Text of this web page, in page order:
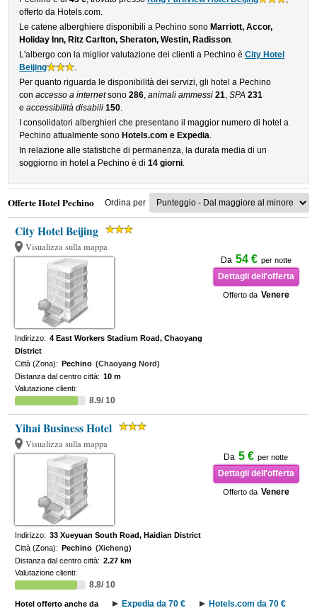
offerto da Hotels.com.
Le catene alberghiere disponibili a Pechino sono Marriott, Accor,
Holiday Inn, Ritz Carlton, Sheraton, Westin, Radisson.
L'albergo con la miglior valutazione dei clienti a Pechino èCity Hotel
Beijing
.
Per quanto riguarda le disponibilità dei servizi, gli hotel a Pechino
conaccesso a internetsono286,animali ammessi 21,SPA 231
eaccessibilità disabili 150.
I consolidatori alberghieri che presentano il maggior numero di hotel a
Pechino attualmente sono Hotels.com e Expedia.
In relazione alle statistiche di permanenza, la durata media di un
soggiorno in hotel a Pechino è di14 giorni.
Offerte Hotel Pechino Ordina per
City Hotel Beijing
Visualizza sulla mappa
Da 54 € per notte
Dettagli dell'offerta
Offerto da Venere
Indirizzo: 4 East Workers Stadium Road, Chaoyang
District
Città (Zona): Pechino (Chaoyang Nord)
Distanza dal centro città: 10 m
Valutazione clienti:
8.9/ 10
Yihai Business Hotel
Visualizza sulla mappa
Da 5 € per notte
Dettagli dell'offerta
Offerto da Venere
Indirizzo: 33 Xueyuan South Road, Haidian District
Città (Zona): Pechino (Xicheng)
Distanza dal centro città: 2.27 km
Valutazione clienti:
8.8/ 10
Hotel offerto anche da Expedia da 70 € Hotels.com da 70 €